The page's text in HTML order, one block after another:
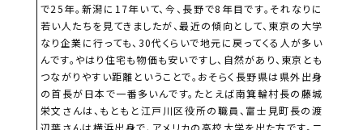
で25年。新潟に17年いて、今、長野で8年目です。それなりに
若い人たちを見てきましたが、最近の傾向として、東京の大学
なり企業に行っても、30代くらいで地元に戻ってくる人が多い
んです。やはり住宅も物価も安いですし、自然があり、東京とも
つながりやすい距離ということで。おそらく長野県は県外出身
の首長が日本で一番多いんです。たとえば南箕輪村長の藤城
栄文さんは、もともと江戸川区役所の職員、富士見町長の渡